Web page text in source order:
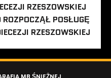
RZESZOWSKIEJ
POSŁUGĘ
RZESZOWSKIEJ
MB ŚNIEŻNEJ